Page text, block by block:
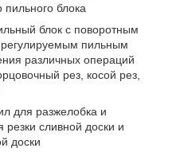
пильного блока
блок с поворотным
пильным
различных операций
рез, косой рез,
для разжелобка и
резки сливной доски и
доски